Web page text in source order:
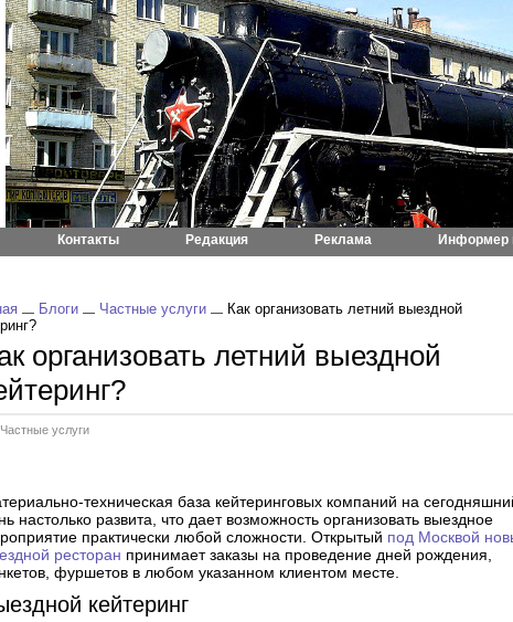
Контакты Редакция Реклама Информер
Блоги Частные услуги
Как организовать летний выездной
организовать летний выездной
Частные услуги
техническая база кейтеринговых компаний на
настолько развита, что дает возможность организовать выездное
практически любой сложности. Открытый под Москвой
ресторан принимает заказы на проведение дней рождения,
фуршетов в любом указанном клиентом месте.
кейтеринг